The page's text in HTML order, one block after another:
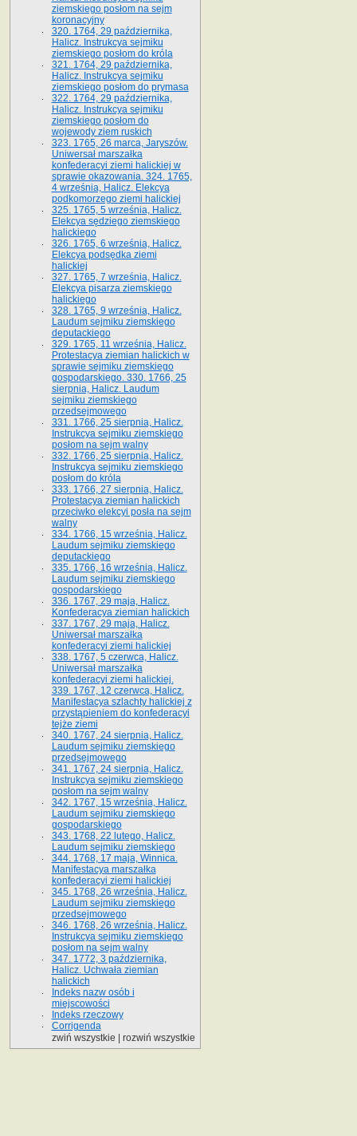
ziemskiego posłom na sejm
koronacyjny
320. 1764, 29 października,
Halicz. Instrukcya sejmiku
ziemskiego posłom do króla
321. 1764, 29 października,
Halicz. Instrukcya sejmiku
ziemskiego posłom do prymasa
322. 1764, 29 października,
Halicz. Instrukcya sejmiku
ziemskiego posłom do
wojewody ziem ruskich
323. 1765, 26 marca, Jaryszów.
Uniwersał marszałka
konfederacyi ziemi halickiej w
sprawie okazowania. 324. 1765,
4 września, Halicz. Elekcya
podkomorzego ziemi halickiej
325. 1765, 5 września, Halicz.
Elekcya sędziego ziemskiego
halickiego
326. 1765, 6 września, Halicz.
Elekcya podsędka ziemi
halickiej
327. 1765, 7 września, Halicz.
Elekcya pisarza ziemskiego
halickiego
328. 1765, 9 września, Halicz.
Laudum sejmiku ziemskiego
deputackiego
329. 1765, 11 września, Halicz.
Protestacya ziemian halickich w
sprawie sejmiku ziemskiego
gospodarskiego. 330. 1766, 25
sierpnia, Halicz. Laudum
sejmiku ziemskiego
przedsejmowego
331. 1766, 25 sierpnia, Halicz.
Instrukcya sejmiku ziemskiego
posłom na sejm walny
332. 1766, 25 sierpnia, Halicz.
Instrukcya sejmiku ziemskiego
posłom do króla
333. 1766, 27 sierpnia, Halicz.
Protestacya ziemian halickich
przeciwko elekcyi posła na sejm
walny
334. 1766, 15 września, Halicz.
Laudum sejmiku ziemskiego
deputackiego
335. 1766, 16 września, Halicz.
Laudum sejmiku ziemskiego
gospodarskiego
336. 1767, 29 maja, Halicz.
Konfederacya ziemian halickich
337. 1767, 29 maja, Halicz.
Uniwersał marszałka
konfederacyi ziemi halickiej
338. 1767, 5 czerwca, Halicz.
Uniwersał marszałka
konfederacyi ziemi halickiej.
339. 1767, 12 czerwca, Halicz.
Manifestacya szlachty halickiej z
przystąpieniem do konfederacyi
tejże ziemi
340. 1767, 24 sierpnia, Halicz.
Laudum sejmiku ziemskiego
przedsejmowego
341. 1767, 24 sierpnia, Halicz.
Instrukcya sejmiku ziemskiego
posłom na sejm walny
342. 1767, 15 września, Halicz.
Laudum sejmiku ziemskiego
gospodarskiego
343. 1768, 22 lutego, Halicz.
Laudum sejmiku ziemskiego
344. 1768, 17 maja, Winnica.
Manifestacya marszałka
konfederacyi ziemi halickiej
345. 1768, 26 września, Halicz.
Laudum sejmiku ziemskiego
przedsejmowego
346. 1768, 26 września, Halicz.
Instrukcya sejmiku ziemskiego
posłom na sejm walny
347. 1772, 3 października,
Halicz. Uchwała ziemian
halickich
Indeks nazw osób i
miejscowości
Indeks rzeczowy
Corrigenda
zwiń wszystkie
rozwiń wszystkie